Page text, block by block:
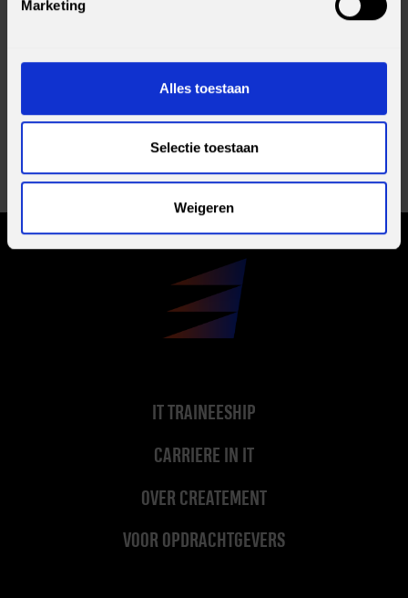
Marketing
Alles toestaan
Selectie toestaan
Weigeren
TERUG NAAR HET OVERZICHT
IT TRAINEESHIP
CARRIERE IN IT
OVER CREATEMENT
VOOR OPDRACHTGEVERS